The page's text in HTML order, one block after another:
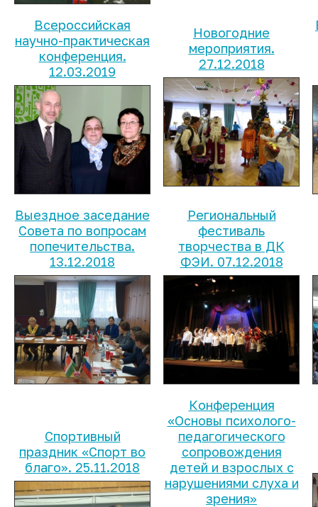
Всероссийская
научно-практическая
конференция.
12.03.2019
Новогодние
мероприятия.
27.12.2018
Выездное заседание
Совета по вопросам
попечительства.
13.12.2018
Региональный
фестиваль
творчества в ДК
ФЭИ. 07.12.2018
Спортивный
праздник «Спорт во
благо». 25.11.2018
Конференция
«Основы психолого-
педагогического
сопровождения
детей и взрослых с
нарушениями слуха и
зрения»